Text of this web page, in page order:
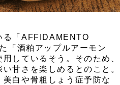
る「AFFIDAMENTO
「酒粕アップルアーモン
しているそう。そのため、
甘さを楽しめるとのこと。
白や骨粗しょう症予防な